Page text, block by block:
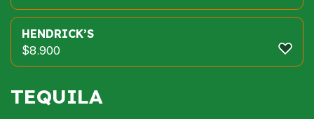
HENDRICK’S
$8.900
TEQUILA